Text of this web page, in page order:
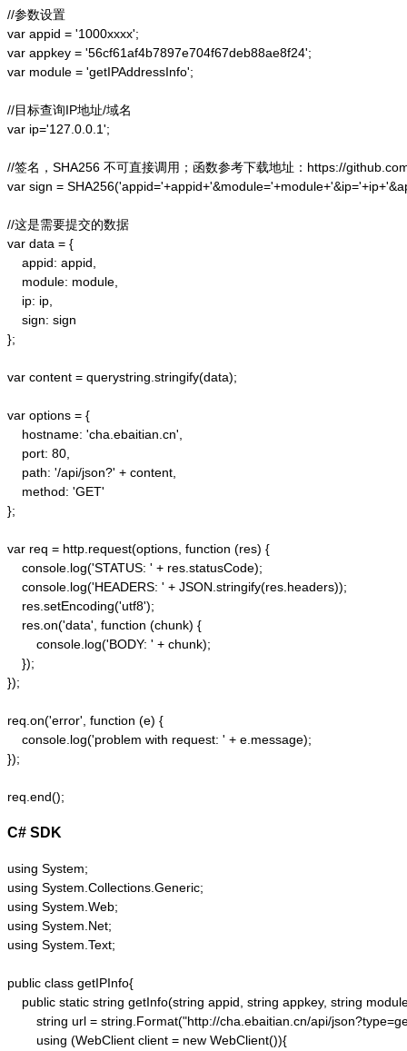
//参数设置
var appid = '1000xxxx';
var appkey = '56cf61af4b7897e704f67deb88ae8f24';
var module = 'getIPAddressInfo';
//目标查询IP地址/域名
var ip='127.0.0.1';
//签名，SHA256 不可直接调用；函数参考下载地址：https://
var sign =
//这是需要提交的数据
var data = {
    appid: appid,
    module: module,
    ip: ip,
    sign: sign
};
var content = querystring.stringify(data);
var options = {
    hostname: 'cha.ebaitian.cn',
    port: 80,
    path: '/api/json?' + content,
    method: 'GET'
};
var req = http.request(options, function (res) {
    console.log('STATUS: ' + res.statusCode);
    console.log('HEADERS: ' + JSON.stringify(res.headers));
    res.setEncoding('utf8');
    res.on('data', function (chunk) {
        console.log('BODY: ' + chunk);
    });
});
req.on('error', function (e) {
    console.log('problem with request: ' + e.message);
});
C# SDK
using System;
using System.Collections.Generic;
using System.Web;
using System.Net;
using System.Text;
public class getIPInfo{
public static string getInfo(string appid, string appkey, string
string url = string.Format("http://cha.ebaitian.cn/api/
        using (WebClient client = new WebClient()){